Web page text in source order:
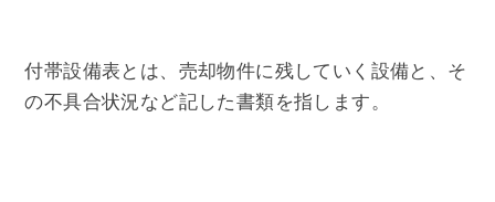
付帯設備表とは、売却物件に残していく設備と、そ
の不具合状況など記した書類を指します。